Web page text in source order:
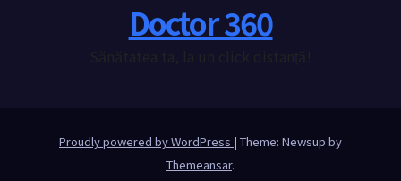
Doctor 360
Proudly powered by WordPress | Theme: Newsup by
Themeansar.